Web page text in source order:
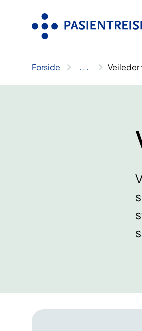
Forside .. .